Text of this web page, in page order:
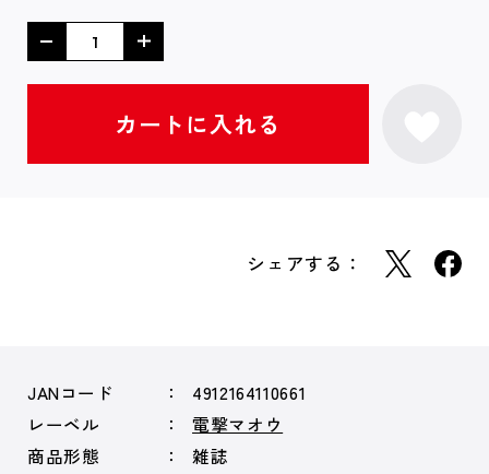
シェアする：
JANコード
4912164110661
レーベル
電撃マオウ
商品形態
雑誌